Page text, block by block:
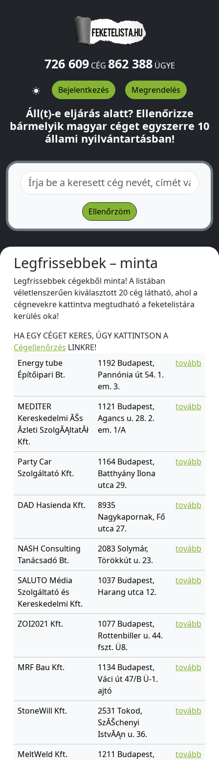
726 609CÉG 862 388ÜGYE
Bejelentkezés Megrendelés
Áll(t)-e eljárás alatt? Ellenőrizze
bármelyik magyar céget egyszerre 10
állami nyilvántartásban!
Legfrissebbek – minta
Legfrissebbek cégekből minta! A listában
véletlenszerűen kiválasztott 20 cég látható, ahol a
cégnevekre kattintva megtudható a feketelistára
kerülés oka!
HA EGY CÉGET KERES, ÚGY KATTINTSON A
Cégellenőrzés LINKRE!
Energy tube
Építőipari Bt.
1192 Budapest,
Pannónia út 54. 1.
em. 3.
tovább
MEDITER
Kereskedelmi ĂŠs
Ăzleti SzolgĂĄltatĂł
Kft.
1121 Budapest,
Agancs u. 28. 2.
em. 1/A
tovább
Party Car
Szolgáltató Kft.
1164 Budapest,
Batthyány Ilona
utca 29.
tovább
DAD Hasienda Kft.
8935
Nagykapornak, Fő
utca 27.
tovább
NASH Consulting
Tanácsadó Bt.
2083 Solymár,
Törökkút u. 23.
tovább
SALUTO Média
Szolgáltató és
Kereskedelmi Kft.
1037 Budapest,
Harang utca 12.
tovább
ZOI2021 Kft.
1077 Budapest,
Rottenbiller u. 44.
fszt. Ü8.
tovább
MRF Bau Kft.
1134 Budapest,
Váci út 47/B Ü-1.
ajtó
tovább
StoneWill Kft.
2531 Tokod,
SzĂŠchenyi
IstvĂĄn u. 36.
tovább
MeltWeld Kft.
1211 Budapest,
tovább